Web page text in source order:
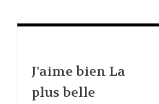
J'aime bien La
plus belle